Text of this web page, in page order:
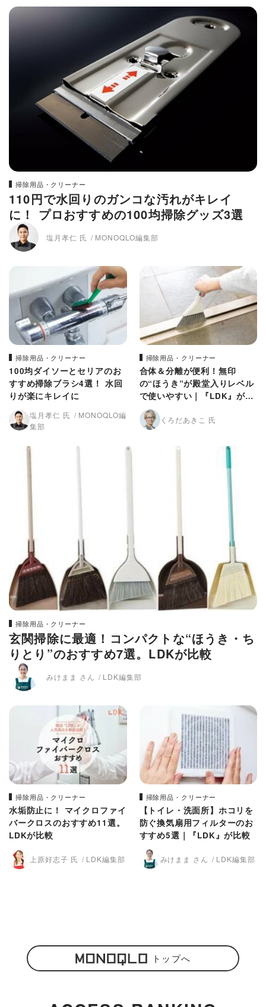
掃除用品・クリーナー
110円で水回りのガンコな汚れがキレイ
に！ プロおすすめの100均掃除グッズ3選
塩月孝仁 氏 MONOQLO編集部
掃除用品・クリーナー
100均ダイソーとセリアのお
すすめ掃除ブラシ4選！ 水回
りが楽にキレイに
塩月孝仁 氏
MONOQLO編
集部
掃除用品・クリーナー
合体＆分離が便利！無印
の“ほうき”が殿堂入りレベル
で使いやすい｜『LDK』が比
較
くろだあきこ 氏
掃除用品・クリーナー
玄関掃除に最適！コンパクトな“ほうき・ち
りとり”のおすすめ7選。LDKが比較
みけまま さん LDK編集部
掃除用品・クリーナー
水垢防止に！ マイクロファイ
バークロスのおすすめ11選。
LDKが比較
上原好志子 氏 LDK編集部
掃除用品・クリーナー
【トイレ・洗面所】ホコリを
防ぐ換気扇用フィルターのお
すすめ5選｜『LDK』が比較
みけまま さん LDK編集部
トップへ